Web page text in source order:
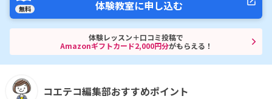
無料 体験教室に申し込む
体験レッスン＋口コミ投稿で
Amazonギフトカード2,000円分がもらえる！
コエテコ編集部おすすめポイント